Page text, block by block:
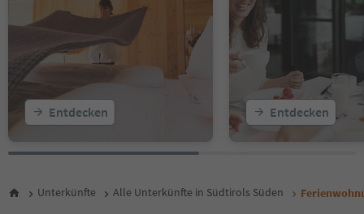
Entdecken Entdecken
Unterkünfte Alle Unterkünfte in Südtirols Süden